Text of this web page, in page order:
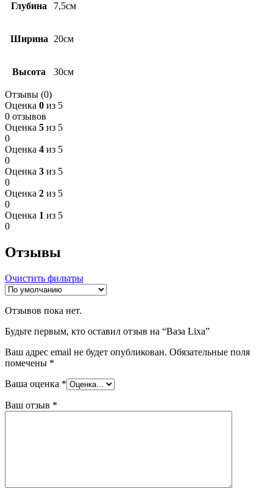
Глубина 7,5см
Ширина 20см
Высота 30см
Отзывы (0)
Оценка 0 из 5
0 отзывов
Оценка 5 из 5
0
Оценка 4 из 5
0
Оценка 3 из 5
0
Оценка 2 из 5
0
Оценка 1 из 5
0
Отзывы
Очистить фильтры
Отзывов пока нет.
Будьте первым, кто оставил отзыв на “Ваза Lixa”
Ваш адрес email не будет опубликован. Обязательные поля
помечены *
Ваша оценка *
Ваш отзыв *